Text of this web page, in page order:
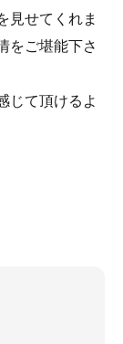
見せてくれま
をご堪能下さ
じて頂けるよ